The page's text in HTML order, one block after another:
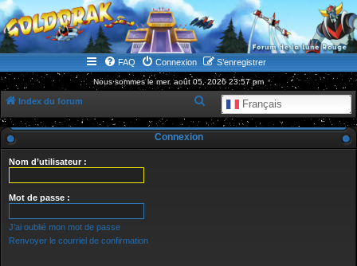
WWW.GOLDORAKGO.COM
le site de la Lune Rouge
FAQ Connexion S’enregistrer
Nous sommes le mer. août 05, 2026 23:57 pm
Index du forum Français
e
Connexion
Nom d’utilisateur :
Mot de passe :
J’ai oublié mon mot de passe
Renvoyer le courriel de confirmation